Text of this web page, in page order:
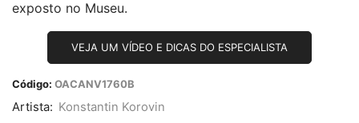
exposto no Museu.
VEJA UM VÍDEO E DICAS DO ESPECIALISTA
Código: OACANV1760B
Artista: Konstantin Korovin